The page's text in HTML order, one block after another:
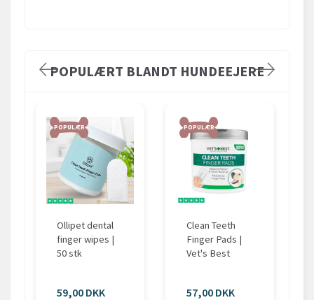
POPULÆRT BLANDT HUNDEEJERE
POPULÆR
Ollipet dental
finger wipes |
50 stk
59,00 DKK
POPULÆR
Clean Teeth
Finger Pads |
Vet's Best
57,00 DKK